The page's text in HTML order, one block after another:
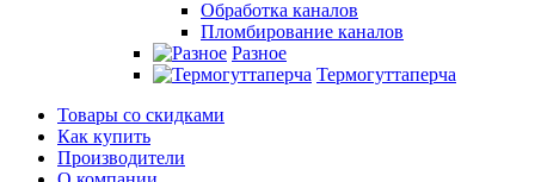
Обработка каналов
Пломбирование каналов
Разное
Термогуттаперча
Товары со скидками
Как купить
Производители